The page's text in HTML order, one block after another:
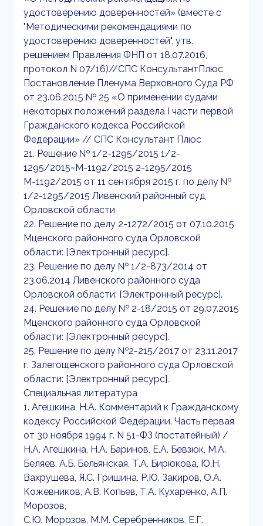
удостоверению доверенностей» (вместе с
"Методическими рекомендациями по
удостоверению доверенностей", утв.
решением Правления ФНП от 18.07.2016,
протокол N 07/16)//СПС КонсультантПлюс
Постановление Пленума Верховного Суда РФ
от 23.06.2015 № 25 «О применении судами
некоторых положений раздела I части первой
Гражданского кодекса Российской
Федерации» // СПС Консультант Плюс
21. Решение № 1/2-1295/2015 1/2-
1295/2015~М-1192/2015 2-1295/2015
М-1192/2015 от 11 сентября 2015 г. по делу №
1/2-1295/2015 Ливенский районный суд
Орловской области
22. Решение по делу 2-1272/2015 от 07.10.2015
Мценского районного суда Орловской
области: [Электронный ресурс].
23. Решение по делу № 1/2-873/2014 от
23.06.2014 Ливенского районного суда
Орловской области: [Электронный ресурс].
24. Решение по делу № 2-18/2015 от 29.07.2015
Мценского районного суда Орловской
области: [Электронный ресурс].
25. Решение по делу №2-215/2017 от 23.11.2017
г. Залегощенского районного суда Орловской
области: [Электронный ресурс].
Специальная литература
1. Агешкина, Н.А. Комментарий к Гражданскому
кодексу Российской Федерации. Часть первая
от 30 ноября 1994 г. N 51-ФЗ (постатейный) /
Н.А. Агешкина, Н.А. Баринов, Е.А. Бевзюк, М.А.
Беляев, А.Б. Бельянская, Т.А. Бирюкова, Ю.Н.
Вахрушева, Я.С. Гришина, Р.Ю. Закиров, О.А.
Кожевников, А.В. Копьев, Т.А. Кухаренко, А.П.
Морозов,
С.Ю. Морозов, М.М. Серебренников, Е.Г.